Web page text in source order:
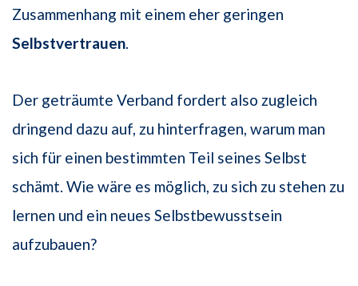
Zusammenhang mit einem eher geringen
Selbstvertrauen.
Der geträumte Verband fordert also zugleich
dringend dazu auf, zu hinterfragen, warum man
sich für einen bestimmten Teil seines Selbst
schämt. Wie wäre es möglich, zu sich zu stehen zu
lernen und ein neues Selbstbewusstsein
aufzubauen?